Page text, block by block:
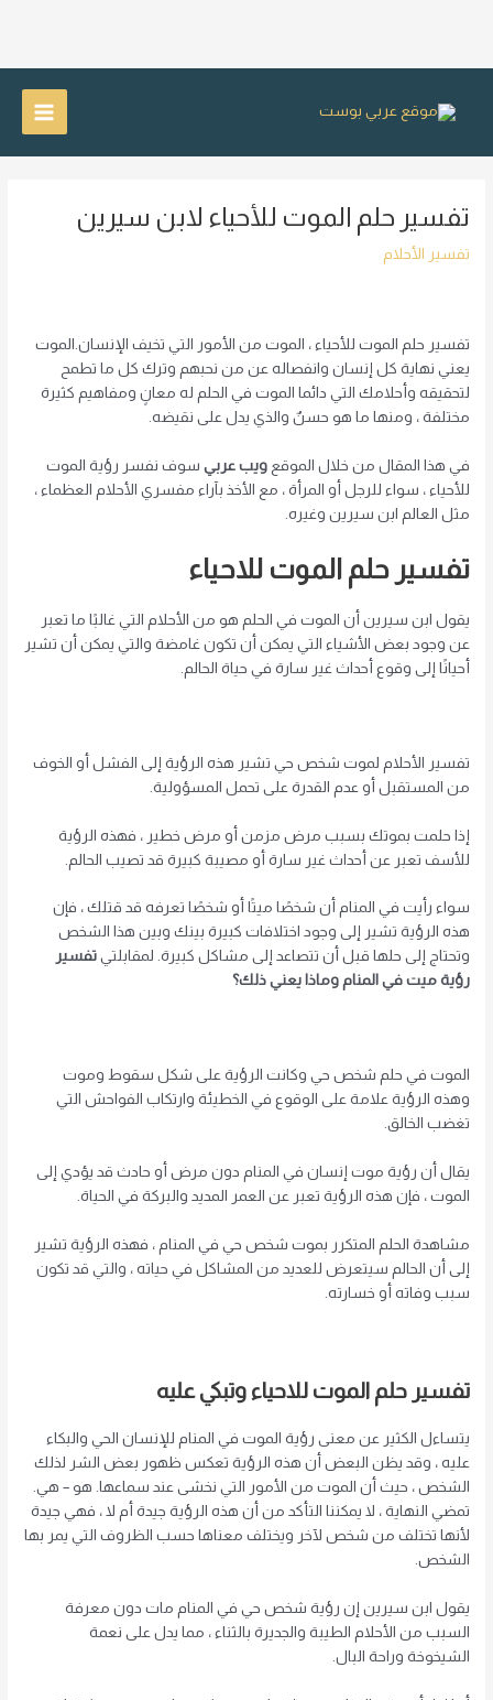
Main
تفسير حلم الموت للأحياء لابن سيرين
تفسير الأحلام
تفسير حلم الموت للأحياء ، الموت من الأمور التي تخيف الإنسان.الموت
يعني نهاية كل إنسان وانفصاله عن من نحبهم وترك كل ما تطمح
لتحقيقه وأحلامك التي دائما الموت في الحلم له معانٍ ومفاهيم كثيرة
مختلفة ، ومنها ما هو حسنٌ والذي يدل على نقيضه.
في هذا المقال من خلال الموقعويب عربي سوف نفسر رؤية الموت
للأحياء ، سواء للرجل أو المرأة ، مع الأخذ بآراء مفسري الأحلام العظماء ،
مثل العالم ابن سيرين وغيره.
تفسير حلم الموت للاحياء
يقول ابن سيرين أن الموت في الحلم هو من الأحلام التي غالبًا ما تعبر
عن وجود بعض الأشياء التي يمكن أن تكون غامضة والتي يمكن أن تشير
أحيانًا إلى وقوع أحداث غير سارة في حياة الحالم.
تفسير الأحلام لموت شخص حي تشير هذه الرؤية إلى الفشل أو الخوف
من المستقبل أو عدم القدرة على تحمل المسؤولية.
إذا حلمت بموتك بسبب مرض مزمن أو مرض خطير ، فهذه الرؤية
للأسف تعبر عن أحداث غير سارة أو مصيبة كبيرة قد تصيب الحالم.
سواء رأيت في المنام أن شخصًا ميتًا أو شخصًا تعرفه قد قتلك ، فإن
هذه الرؤية تشير إلى وجود اختلافات كبيرة بينك وبين هذا الشخص
وتحتاج إلى حلها قبل أن تتصاعد إلى مشاكل كبيرة. لمقابلتيتفسير
رؤية ميت في المنام وماذا يعني ذلك؟
الموت في حلم شخص حي وكانت الرؤية على شكل سقوط وموت
وهذه الرؤية علامة على الوقوع في الخطيئة وارتكاب الفواحش التي
تغضب الخالق.
يقال أن رؤية موت إنسان في المنام دون مرض أو حادث قد يؤدي إلى
الموت ، فإن هذه الرؤية تعبر عن العمر المديد والبركة في الحياة.
مشاهدة الحلم المتكرر بموت شخص حي في المنام ، فهذه الرؤية تشير
إلى أن الحالم سيتعرض للعديد من المشاكل في حياته ، والتي قد تكون
سبب وفاته أو خسارته.
تفسير حلم الموت للاحياءوتبكي عليه
يتساءل الكثير عن معنى رؤية الموت في المنام للإنسان الحي والبكاء
عليه ، وقد يظن البعض أن هذه الرؤية تعكس ظهور بعض الشر لذلك
الشخص ، حيث أن الموت من الأمور التي نخشى عند سماعها. هو – هي.
تمضي النهاية ، لا يمكننا التأكد من أن هذه الرؤية جيدة أم لا ، فهي جيدة
لأنها تختلف من شخص لآخر ويختلف معناها حسب الظروف التي يمر بها
الشخص.
يقول ابن سيرين إن رؤية شخص حي في المنام مات دون معرفة
السبب من الأحلام الطيبة والجديرة بالثناء ، مما يدل على نعمة
الشيخوخة وراحة البال.